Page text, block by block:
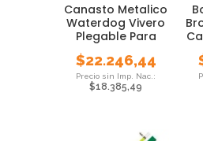
Canasto Metalico
Waterdog Vivero
Plegable Para
Peces Pesca
$22.246,44
$18.385,49